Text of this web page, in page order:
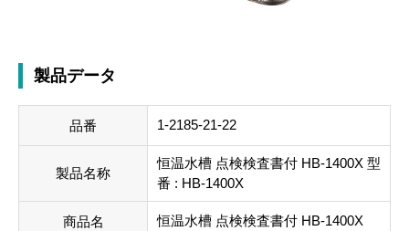
製品データ
品番 1-2185-21-22
製品名称
恒温水槽 点検検査書付 HB-1400X 型
番 : HB-1400X
商品名 恒温水槽 点検検査書付 HB-1400X